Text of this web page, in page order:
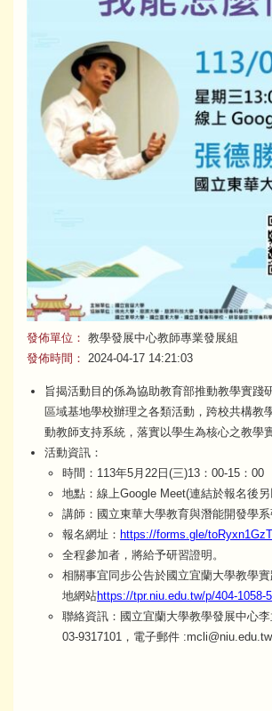
發佈單位： 教學發展中心教師專業發展組
發佈時間：
2024-04-17 14:21:03
旨揭活動目的係為協助教育部推動教學實踐
區域基地學校辦理之各類活動，跨校共構教
動教師支持系統，落實以學生為核心之教學
活動資訊：
時間：113年5月22日(三)13：00-15：00
地點：線上Google Meet(連結於報名後
講師：國立東華大學教育與潛能開發學
報名網址： https://forms.gle/
全程參加者，將給予研習證明。
相關事宜同步公告於國立宜蘭大學教學
地網站https://tpr.niu.edu.tw/p/404-1058-
聯絡資訊：國立宜蘭大學教學發展中心李
03-9317101，電子郵件 :mcli@niu.edu.tw